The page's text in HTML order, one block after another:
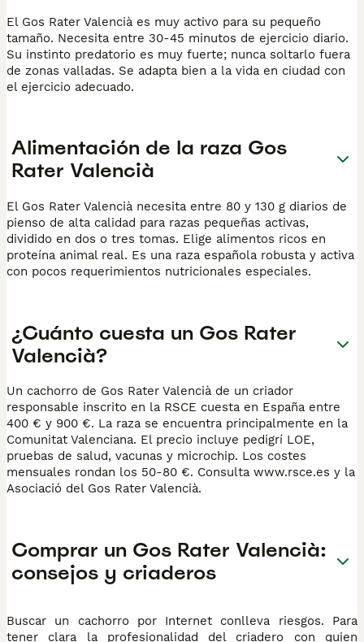
El Gos Rater Valencià es muy activo para su pequeño
tamaño. Necesita entre 30-45 minutos de ejercicio diario.
Su instinto predatorio es muy fuerte; nunca soltarlo fuera
de zonas valladas. Se adapta bien a la vida en ciudad con
el ejercicio adecuado.
Alimentación de la raza Gos
Rater Valencià
El Gos Rater Valencià necesita entre 80 y 130 g diarios de
pienso de alta calidad para razas pequeñas activas,
dividido en dos o tres tomas. Elige alimentos ricos en
proteína animal real. Es una raza española robusta y activa
con pocos requerimientos nutricionales especiales.
¿Cuánto cuesta un Gos Rater
Valencià?
Un cachorro de Gos Rater Valencià de un criador
responsable inscrito en la RSCE cuesta en España entre
400 € y 900 €. La raza se encuentra principalmente en la
Comunitat Valenciana. El precio incluye pedigrí LOE,
pruebas de salud, vacunas y microchip. Los costes
mensuales rondan los 50-80 €. Consulta www.rsce.es y la
Asociació del Gos Rater Valencià.
Comprar un Gos Rater Valencià:
consejos y criaderos
Buscar un cachorro por Internet conlleva riesgos. Para
tener clara la profesionalidad del criadero con quien